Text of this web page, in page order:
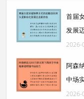
首届
发展
2026-
阿森
中场
2026-